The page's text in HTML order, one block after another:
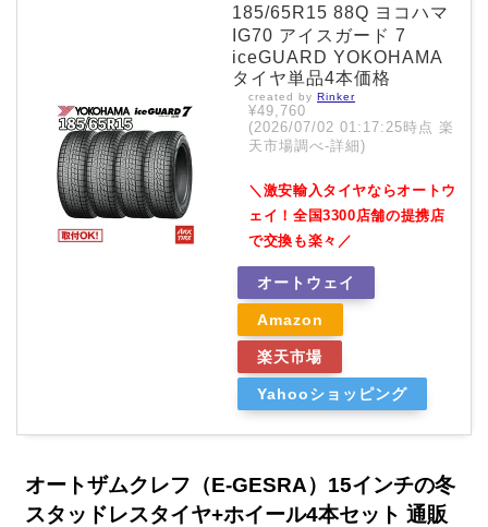
185/65R15 88Q ヨコハマ
IG70 アイスガード 7
iceGUARD YOKOHAMA
タイヤ単品4本価格
created by Rinker
¥49,760
(2026/07/02 01:17:25時点 楽
天市場調べ-詳細)
＼激安輸入タイヤならオートウ
ェイ！全国3300店舗の提携店
で交換も楽々／
オートウェイ
Amazon
楽天市場
Yahooショッピング
オートザムクレフ（E-GESRA）15インチの冬
スタッドレスタイヤ+ホイール4本セット 通販